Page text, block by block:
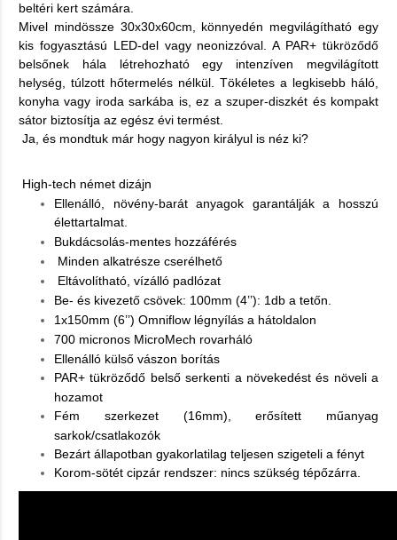
beltéri kert számára.
Mivel mindössze 30x30x60cm, könnyedén megvilágítható egy
kis fogyasztású LED-del vagy neonizzóval. A PAR+ tükröződő
belsőnek hála létrehozható egy intenzíven megvilágított
helység, túlzott hőtermelés nélkül. Tökéletes a legkisebb háló,
konyha vagy iroda sarkába is, ez a szuper-diszkét és kompakt
sátor biztosítja az egész évi termést.
Ja, és mondtuk már hogy nagyon királyul is néz ki?
High-tech német dizájn
Ellenálló, növény-barát anyagok garantálják a hosszú
élettartalmat.
Bukdácsolás-mentes hozzáférés
Minden alkatrésze cserélhető
Eltávolítható, vízálló padlózat
Be- és kivezető csövek: 100mm (4’’): 1db a tetőn.
1x150mm (6’’) Omniflow légnyílás a hátoldalon
700 micronos MicroMech rovarháló
Ellenálló külső vászon borítás
PAR+ tükröződő belső serkenti a növekedést és növeli a
hozamot
Fém szerkezet (16mm), erősített műanyag
sarkok/csatlakozók
Bezárt állapotban gyakorlatilag teljesen szigeteli a fényt
Korom-sötét cipzár rendszer: nincs szükség tépőzárra.